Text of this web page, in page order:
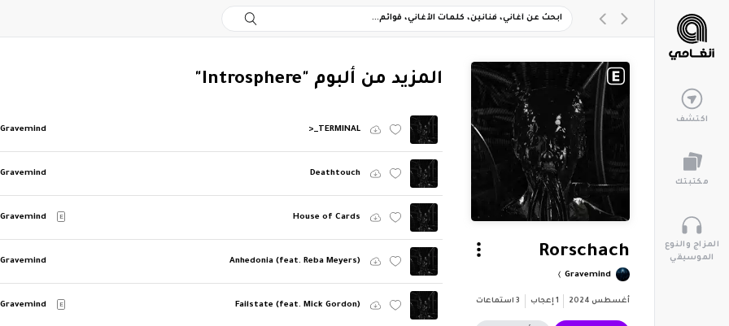
اكتشف
مكتبتك
المزاج والنوع
الموسيقي
Rorschach
Gravemind
أغسطس 2024 1 إعجاب 3 استماعات
‏المزيد من ألبوم "Introsphere"
>_TERMINAL
Gravemind
Deathtouch
Gravemind
House of Cards
E
Gravemind
Anhedonia (feat. Reba Meyers)
Gravemind
Failstate (feat. Mick Gordon)
E
Gravemind